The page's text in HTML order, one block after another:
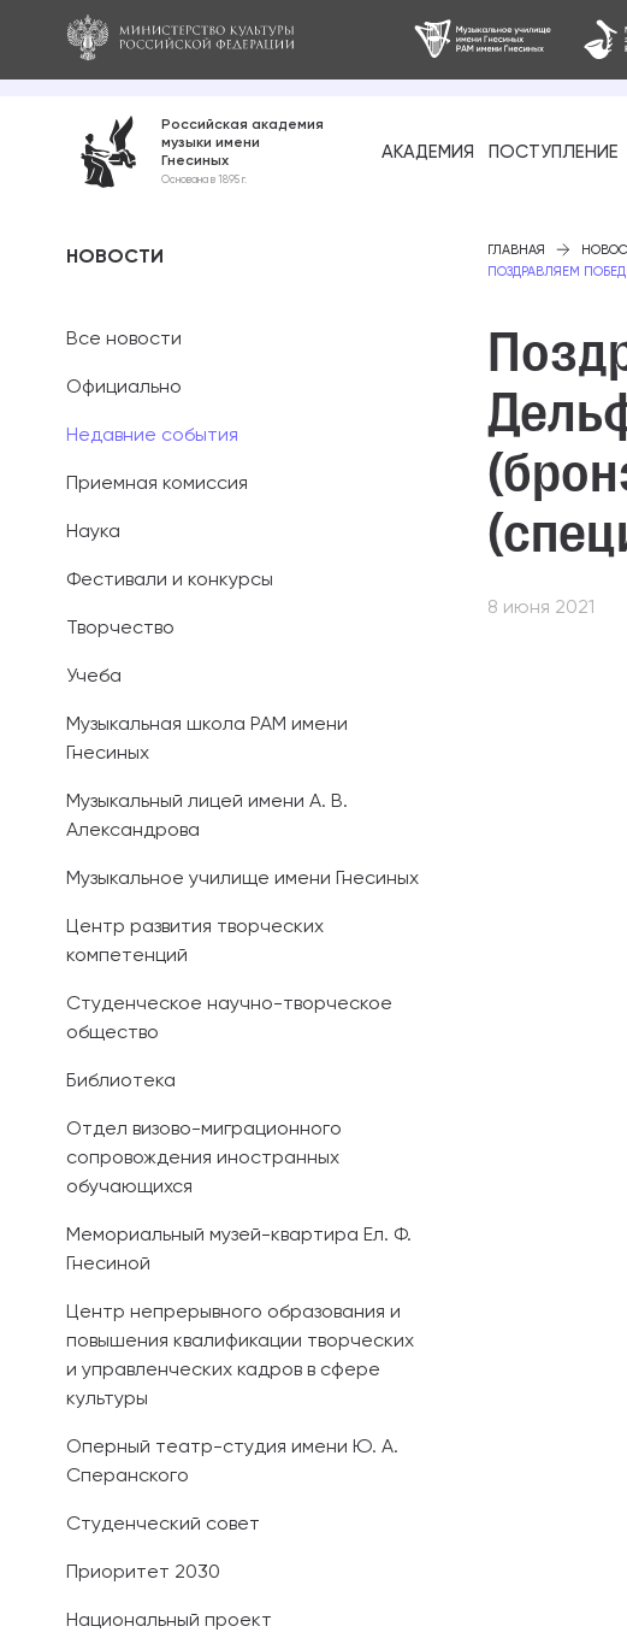
Российская академия
музыки имени
Гнесиных
Основана в 1895 г.
АКАДЕМИЯ ПОСТУПЛЕНИЕ
Бакалавриат
Магистратура
Ассистентура-
Аспирантура
Дополнительное
Личный кабинет
Контакты приемной
НОВОСТИ
Все новости
Официально
Недавние события
Приемная комиссия
Наука
Фестивали и конкурсы
Творчество
Учеба
Музыкальная школа РАМ имени
Гнесиных
Музыкальный лицей имени А. В.
Александрова
Музыкальное училище имени Гнесиных
Центр развития творческих
компетенций
Студенческое научно-творческое
общество
Библиотека
Отдел визово-миграционного
сопровождения иностранных
обучающихся
Мемориальный музей-квартира Ел. Ф.
Гнесиной
Центр непрерывного образования и
повышения квалификации творческих
и управленческих кадров в сфере
культуры
Оперный театр-студия имени Ю. А.
Сперанского
Студенческий совет
Приоритет 2030
Национальный проект
ГЛАВНАЯ
ПОЗДРАВЛЯЕМ
8 июня 2021